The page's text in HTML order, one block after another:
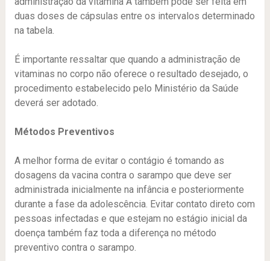
duas doses de cápsulas entre os intervalos determinado
na tabela.
É importante ressaltar que quando a administração de
vitaminas no corpo não oferece o resultado desejado, o
procedimento estabelecido pelo Ministério da Saúde
deverá ser adotado.
Métodos Preventivos
A melhor forma de evitar o contágio é tomando as
dosagens da vacina contra o sarampo que deve ser
administrada inicialmente na infância e posteriormente
durante a fase da adolescência. Evitar contato direto com
pessoas infectadas e que estejam no estágio inicial da
doença também faz toda a diferença no método
preventivo contra o sarampo.